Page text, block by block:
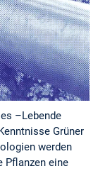
–Lebende
Grüner
werden
Pflanzen eine